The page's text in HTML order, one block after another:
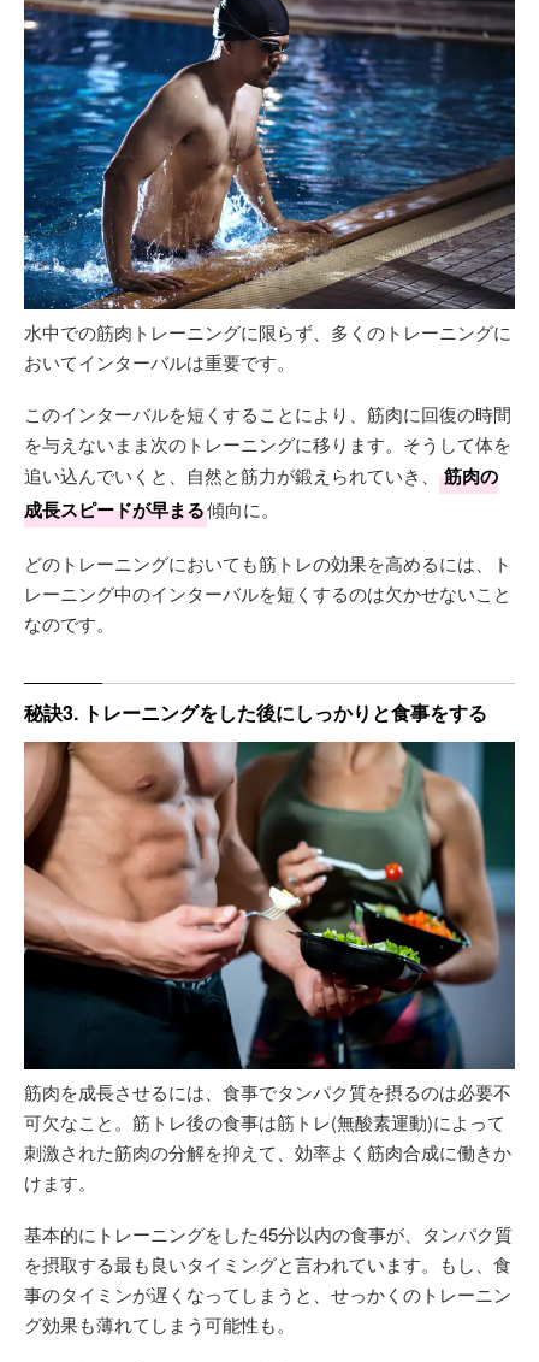
水中での筋肉トレーニングに限らず、多くのトレーニングに
おいてインターバルは重要です。
このインターバルを短くすることにより、筋肉に回復の時間
を与えないまま次のトレーニングに移ります。そうして体を
追い込んでいくと、自然と筋力が鍛えられていき、
筋肉の
成長スピードが早まる傾向に。
どのトレーニングにおいても筋トレの効果を高めるには、ト
レーニング中のインターバルを短くするのは欠かせないこと
なのです。
秘訣3. トレーニングをした後にしっかりと食事をする
筋肉を成長させるには、食事でタンパク質を摂るのは必要不
可欠なこと。筋トレ後の食事は筋トレ(無酸素運動)によって
刺激された筋肉の分解を抑えて、効率よく筋肉合成に働きか
けます。
基本的にトレーニングをした45分以内の食事が、タンパク質
を摂取する最も良いタイミングと言われています。もし、食
事のタイミンが遅くなってしまうと、せっかくのトレーニン
グ効果も薄れてしまう可能性も。